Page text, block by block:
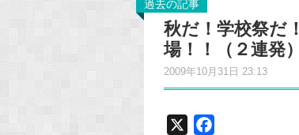
過去の記事
秋だ！学校祭だ
場！！（２連発）
2009年10月31日 23:13